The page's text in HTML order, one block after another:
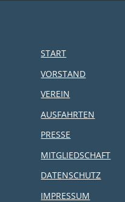
START
VORSTAND
VEREIN
AUSFAHRTEN
PRESSE
MITGLIEDSCHAFT
DATENSCHUTZ
IMPRESSUM